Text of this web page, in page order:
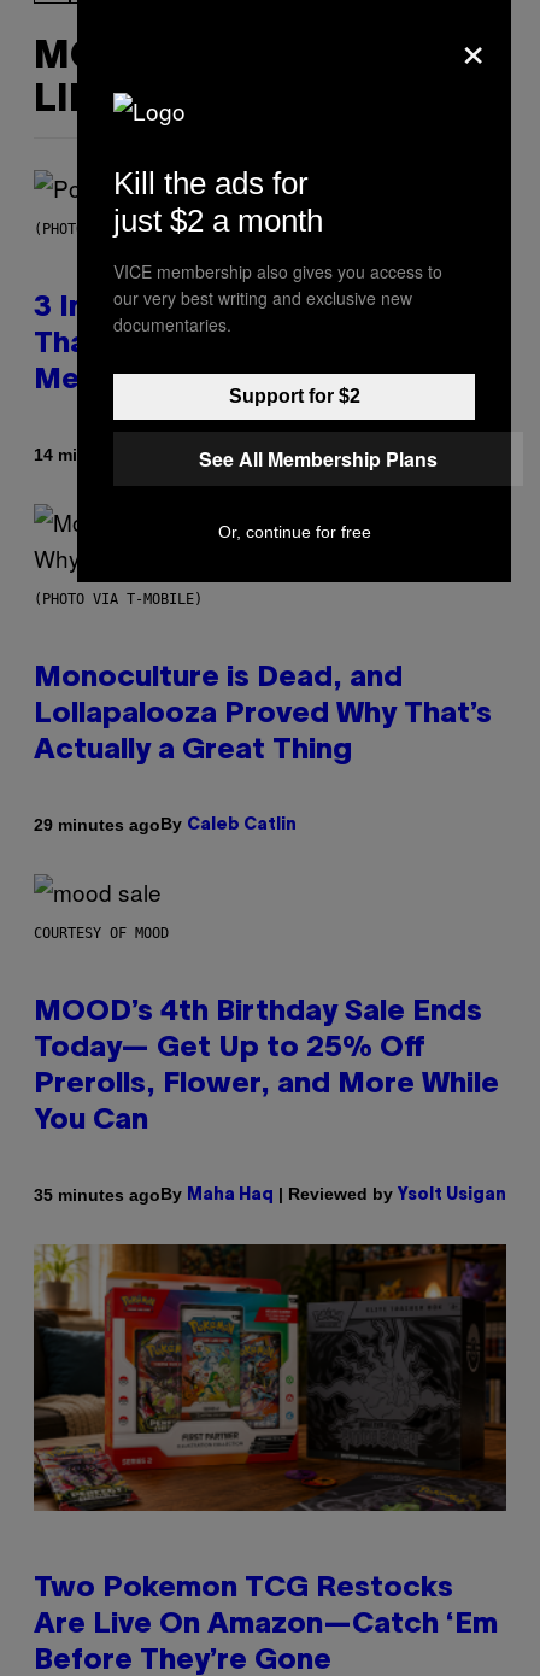
MORE
LIKE THIS
(PHOTO BY MARC BROUSSELY/REDFERNS)
3 Insufferable Pop Music Tropes
That Predate the Gen Alpha
Melody
14 minutes ago Lauren Boisvert
(PHOTO VIA T-MOBILE)
Monoculture is Dead, and
Lollapalooza Proved Why That’s
Actually a Great Thing
29 minutes agoBy Caleb Catlin
COURTESY OF MOOD
MOOD’s 4th Birthday Sale Ends
Today— Get Up to 25% Off
Prerolls, Flower, and More While
You Can
35 minutes agoBy Maha Haq | Reviewed by Ysolt Usigan
Two Pokemon TCG Restocks
Are Live On Amazon—Catch ‘Em
Before They’re Gone
×
Kill the ads for
just $2 a month
VICE membership also gives you access to
our very best writing and exclusive new
documentaries.
Support for $2
See All Membership Plans
Or, continue for free